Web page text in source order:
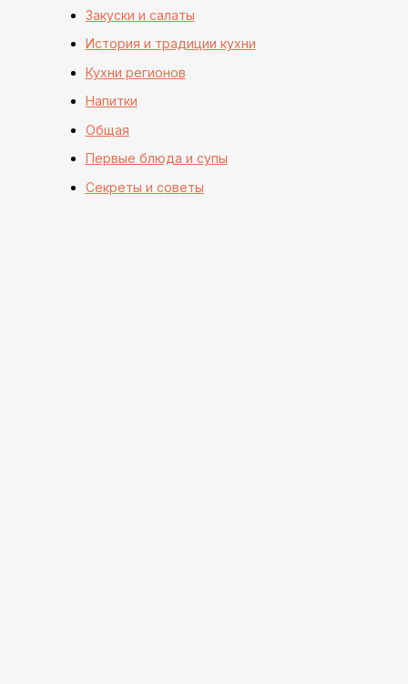
Закуски и салаты
История и традиции кухни
Кухни регионов
Напитки
Общая
Первые блюда и супы
Секреты и советы